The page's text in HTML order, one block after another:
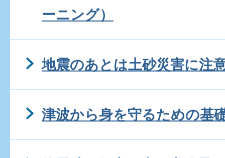
ーニング）
地震のあとは土砂災害に注
津波から身を守るための基